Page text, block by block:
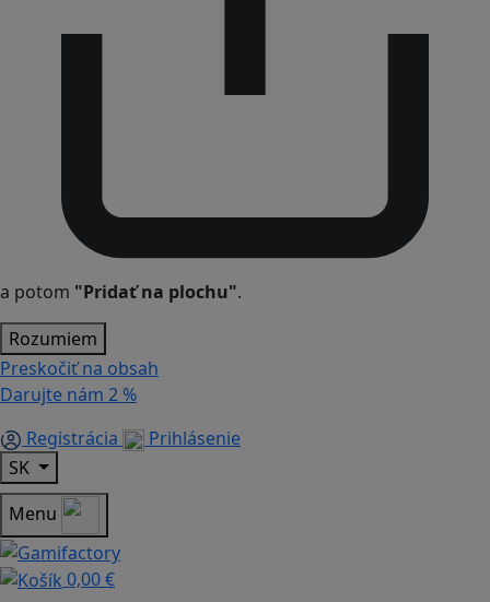
a potom "Pridať na plochu".
Rozumiem
Preskočiť na obsah
Darujte nám 2 %
Registrácia
Prihlásenie
SK
Menu
0,00 €